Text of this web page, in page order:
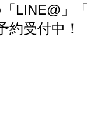
LINE@」
約受付中！